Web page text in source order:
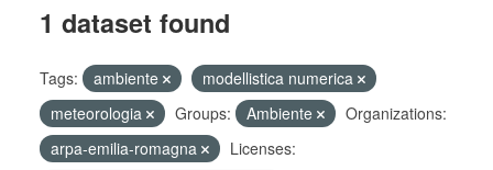
1 dataset found
Tags: ambiente
modellistica numerica
meteorologia
Groups: Ambiente
Organizations:
arpa-emilia-romagna
Licenses: